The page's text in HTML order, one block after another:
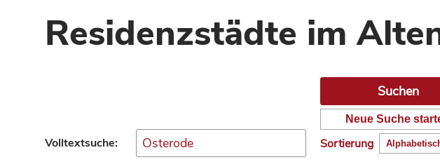
Residenzstädte im
Volltextsuche:
Neue Suche
Sortierung